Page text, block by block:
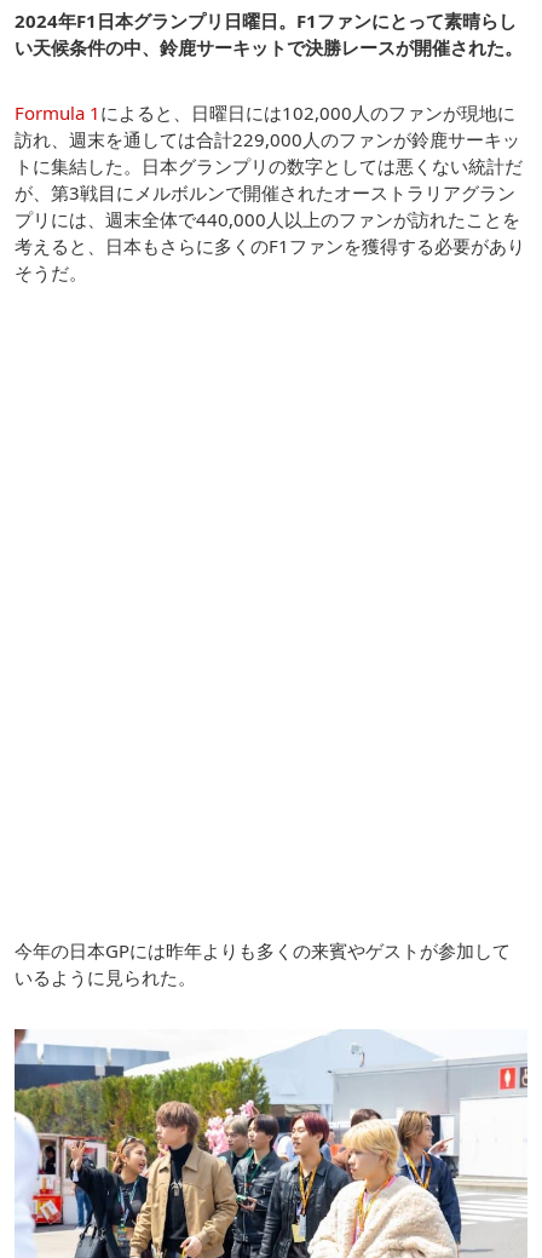
2024年F1日本グランプリ日曜日。F1ファンにとって素晴らし
い天候条件の中、鈴鹿サーキットで決勝レースが開催された。
Formula 1 によると、日曜日には102,000人のファンが現地に
訪れ、週末を通しては合計229,000人のファンが鈴鹿サーキッ
トに集結した。日本グランプリの数字としては悪くない統計だ
が、第3戦目にメルボルンで開催されたオーストラリアグラン
プリには、週末全体で440,000人以上のファンが訪れたことを
考えると、日本もさらに多くのF1ファンを獲得する必要があり
そうだ。
今年の日本GPには昨年よりも多くの来賓やゲストが参加して
いるように見られた。